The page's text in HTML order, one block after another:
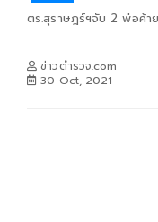
ตร.สุราษฎร์ฯจับ 2 พ่อค้า
ข่าวตำรวจ.com
30 Oct, 2021